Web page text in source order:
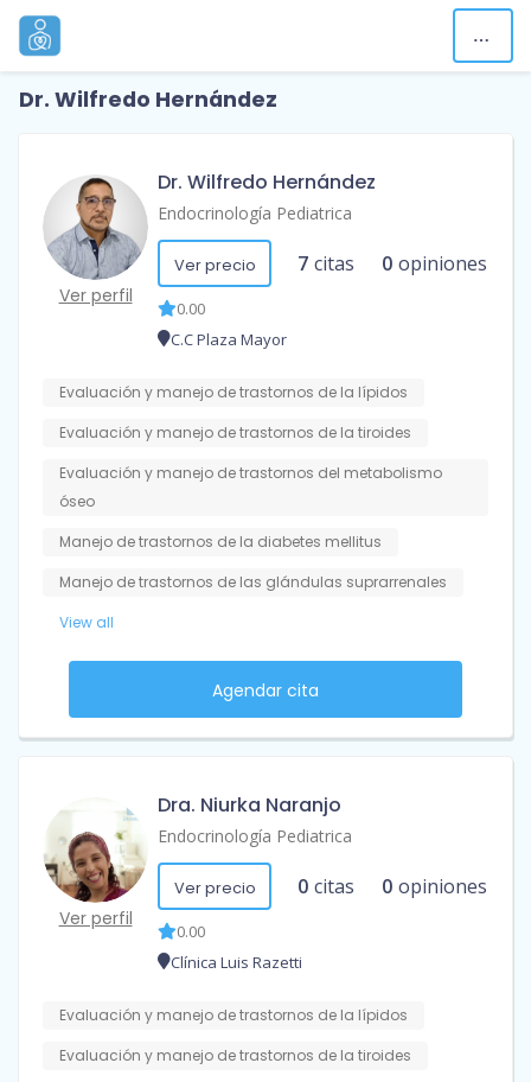
Dr. Wilfredo Hernández
Ver perfil
Dr. Wilfredo Hernández
Endocrinología Pediatrica
Ver precio 7 citas 0 opiniones
0.00
C.C Plaza Mayor
Evaluación y manejo de trastornos de la lípidos
Evaluación y manejo de trastornos de la tiroides
Evaluación y manejo de trastornos del metabolismo
óseo
Manejo de trastornos de la diabetes mellitus
Manejo de trastornos de las glándulas suprarrenales
View all
Agendar cita
Ver perfil
Dra. Niurka Naranjo
Endocrinología Pediatrica
Ver precio 0 citas 0 opiniones
0.00
Clínica Luis Razetti
Evaluación y manejo de trastornos de la lípidos
Evaluación y manejo de trastornos de la tiroides